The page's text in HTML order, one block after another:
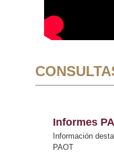
Informes
Información
PAOT